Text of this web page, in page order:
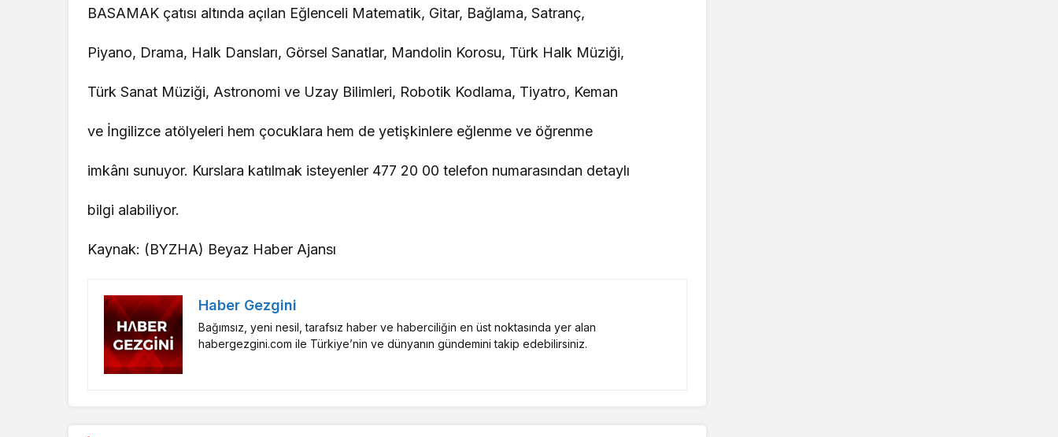
BASAMAK çatısı altında açılan Eğlenceli Matematik, Gitar, Bağlama, Satranç,
Piyano, Drama, Halk Dansları, Görsel Sanatlar, Mandolin Korosu, Türk Halk Müziği,
Türk Sanat Müziği, Astronomi ve Uzay Bilimleri, Robotik Kodlama, Tiyatro, Keman
ve İngilizce atölyeleri hem çocuklara hem de yetişkinlere eğlenme ve öğrenme
imkânı sunuyor. Kurslara katılmak isteyenler 477 20 00 telefon numarasından detaylı
bilgi alabiliyor.
Kaynak: (BYZHA) Beyaz Haber Ajansı
Haber Gezgini
Bağımsız, yeni nesil, tarafsız haber ve haberciliğin en üst noktasında yer alan
habergezgini.com ile Türkiye’nin ve dünyanın gündemini takip edebilirsiniz.